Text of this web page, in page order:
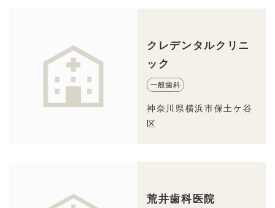
クレデンタルクリニ
ック
一般歯科
神奈川県横浜市保土ケ谷
区
荒井歯科医院